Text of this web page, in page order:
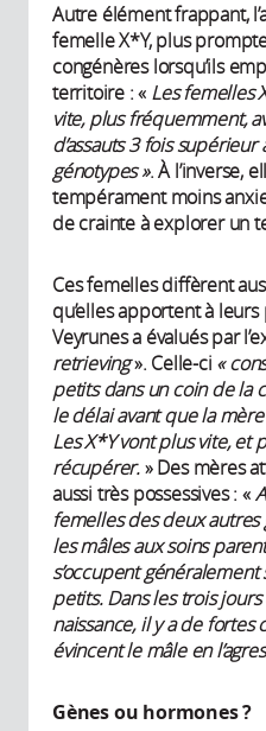
Autre élément frappant,
femelle X*Y, plus
congénères lorsqu’ils
territoire : « Les femelles
vite, plus fréquemment,
d’assauts 3 fois supérieur
génotypes ». À l’inverse,
tempérament moins
de crainte à explorer un
Ces femelles diffèrent
qu’elles apportent à
Veyrunes a évalués par
retrieving». Celle-ci «
petits dans un coin de la
le délai avant que la
Les X*Y vont plus vite, et
récupérer.» Des mères
aussi très possessives : «
femelles des deux
les mâles aux soins
s’occupent
petits. Dans les trois
naissance, il y a de fortes
évincent le mâle en
Gènes ou hormones ?